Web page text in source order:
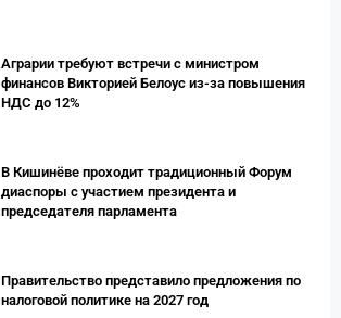
Аграрии требуют встречи с министром
финансов Викторией Белоус из-за повышения
НДС до 12%
В Кишинёве проходит традиционный Форум
диаспоры с участием президента и
председателя парламента
Правительство представило предложения по
налоговой политике на 2027 год